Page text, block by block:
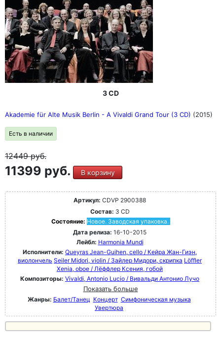
3 CD
Akademie für Alte Musik Berlin - A Vivaldi Grand Tour (3 CD) (2015)
Есть в наличии
12449руб.
11399 руб. В корзину
Артикул: CDVP 2900388
Состав: 3 CD
Состояние: Новое. Заводская упаковка.
Дата релиза: 16-10-2015
Лейбл: Harmonia Mundi
Исполнители: Queyras Jean-Guihen, cello / Кейра Жан-Гиэн,
виолончель Seiler Midori, violin / Зайлер Мидори, скрипка Löffler
Xenia, oboe / Лёффлер Ксения, гобой
Композиторы: Vivaldi, Antonio Lucio / Вивальди Антонио Лучо
Показать больше
Жанры: Балет/Танец Концерт Симфоническая музыка
Увертюра